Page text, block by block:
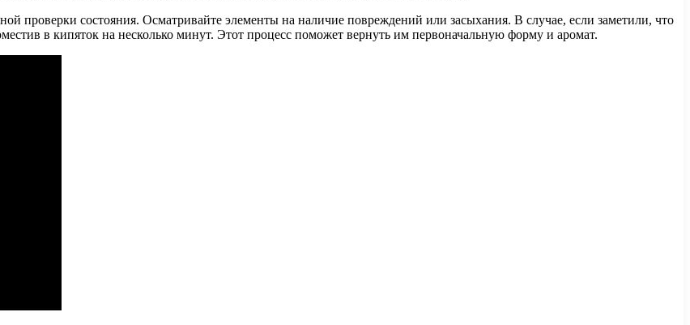
проверки состояния. Осматривайте элементы на наличие повреждений или засыхания. В случае, если заметили, что
в кипяток на несколько минут. Этот процесс поможет вернуть им первоначальную форму и аромат.